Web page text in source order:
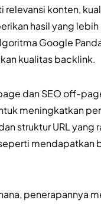
konten,
hasil yang
Google
kualitas backlink.
dan SEO off-
meningkatkan
struktur URL yang
mendapatkan
penerapannya